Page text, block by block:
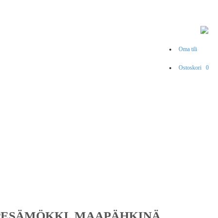
Oma tili
Ostoskori 0